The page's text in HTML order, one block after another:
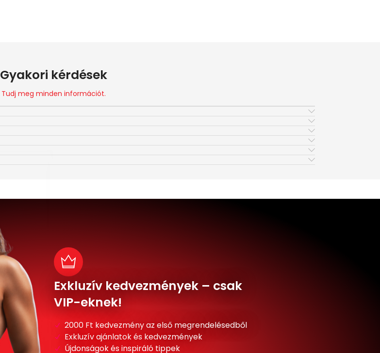
Gyakori kérdések
Tudj meg minden információt.
Exkluzív kedvezmények – csak
VIP-eknek!
2000 Ft kedvezmény az első megrendelésedből
Exkluzív ajánlatok és kedvezmények
Újdonságok és inspiráló tippek